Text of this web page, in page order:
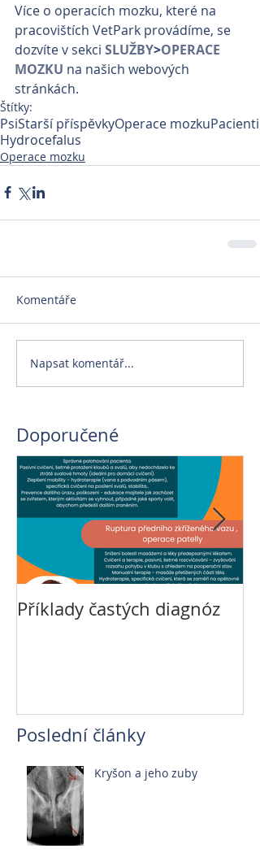
Více o operacích mozku, které na
pracovištích VetPark provádíme, se
dozvíte v sekci SLUŽBY>OPERACE
MOZKU na našich webových
stránkách.
Štítky:
PsiStarší příspěvkyOperace mozkuPacienti
Hydrocefalus
Operace mozku
Komentáře
Napsat komentář...
Doporučené
Příklady častých diagnóz
Poslední články
Kryšon a jeho zuby